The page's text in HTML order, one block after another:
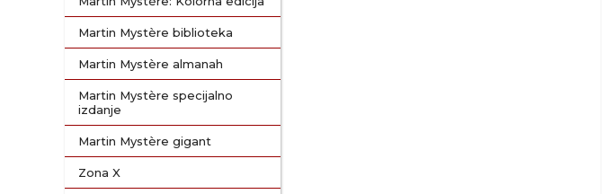
Martin Mystère biblioteka
Martin Mystère almanah
Martin Mystère specijalno
izdanje
Martin Mystère gigant
Zona X